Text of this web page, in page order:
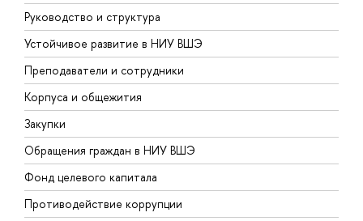
Руководство и структура
Устойчивое развитие в НИУ ВШЭ
Преподаватели и сотрудники
Корпуса и общежития
Закупки
Обращения граждан в НИУ ВШЭ
Фонд целевого капитала
Противодействие коррупции